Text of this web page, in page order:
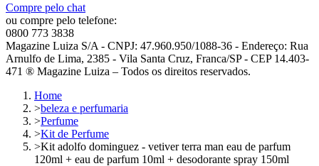
Compre pelo chat
ou compre pelo telefone:
0800 773 3838
Magazine Luiza S/A - CNPJ: 47.960.950/1088-36 - Endereço: Rua
Arnulfo de Lima, 2385 - Vila Santa Cruz, Franca/SP - CEP 14.403-
471 ® Magazine Luiza – Todos os direitos reservados.
Home
>beleza e perfumaria
>Perfume
>Kit de Perfume
>Kit adolfo dominguez - vetiver terra man eau de parfum
120ml + eau de parfum 10ml + desodorante spray 150ml